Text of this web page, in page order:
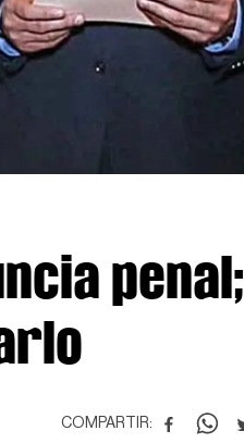
penal;
COMPARTIR: